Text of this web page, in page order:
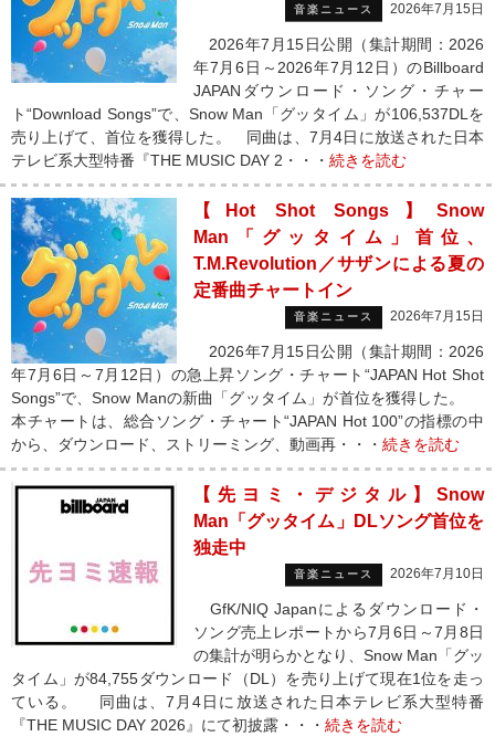
音楽ニュース 2026年7月15日
2026年7月15日公開（集計期間：2026
年7月6日～2026年7月12日）のBillboard
JAPANダウンロード・ソング・チャー
ト“Download Songs”で、Snow Man「グッタイム」が106,537DLを
売り上げて、首位を獲得した。 同曲は、7月4日に放送された日本
テレビ系大型特番『THE MUSIC DAY 2・・・ 続きを読む
【Hot Shot Songs】Snow
Man「グッタイム」首位、
T.M.Revolution／サザンによる夏の
定番曲チャートイン
音楽ニュース 2026年7月15日
2026年7月15日公開（集計期間：2026
年7月6日～7月12日）の急上昇ソング・チャート“JAPAN Hot Shot
Songs”で、Snow Manの新曲「グッタイム」が首位を獲得した。
本チャートは、総合ソング・チャート“JAPAN Hot 100”の指標の中
から、ダウンロード、ストリーミング、動画再・・・ 続きを読む
【先ヨミ・デジタル】Snow
Man「グッタイム」DLソング首位を
独走中
音楽ニュース 2026年7月10日
GfK/NIQ Japanによるダウンロード・
ソング売上レポートから7月6日～7月8日
の集計が明らかとなり、Snow Man「グッ
タイム」が84,755ダウンロード（DL）を売り上げて現在1位を走っ
ている。 同曲は、7月4日に放送された日本テレビ系大型特番
『THE MUSIC DAY 2026』にて初披露・・・ 続きを読む